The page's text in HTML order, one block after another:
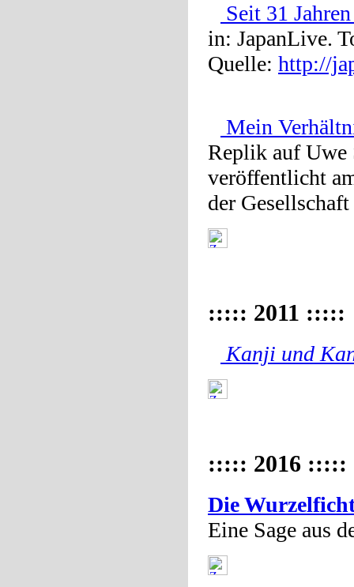
Seit 31
in: JapanLive.
Quelle: http://
Mein
Replik auf
veröffentlicht
der
::::: 2011 :::::
Kanji und
::::: 2016 :::::
Die
Eine Sage aus